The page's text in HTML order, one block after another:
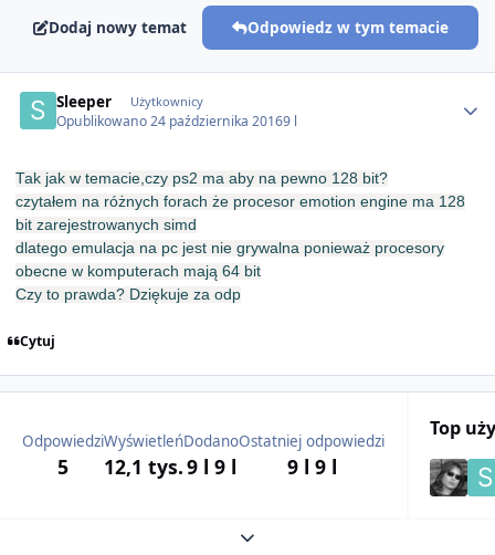
Dodaj nowy temat Odpowiedz w tym temacie
Sleeper Użytkownicy
Opublikowano24 października 20169 l
Tak jak w temacie,czy ps2 ma aby na pewno 128 bit?
czytałem na różnych forach że procesor emotion engine ma 128
bit zarejestrowanych simd
dlatego emulacja na pc jest nie grywalna ponieważ procesory
obecne w komputerach mają 64 bit
Czy to prawda? Dziękuje za odp
Cytuj
Odpowiedzi
5
Wyświetleń
12,1 tys.
Dodano
9 l 9 l
Ostatniej odpowiedzi
9 l 9 l
Top
Expand topic overview